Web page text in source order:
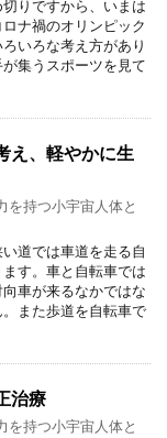
りですから、いまは
ナ禍のオリンピック
いろな考え方があり
集うスポーツを見て
え、軽やかに生
を持つ小宇宙人体と
道では車道を走る自
す。車と自転車では
車が来るなかではな
また歩道を自転車で
治療
を持つ小宇宙人体と